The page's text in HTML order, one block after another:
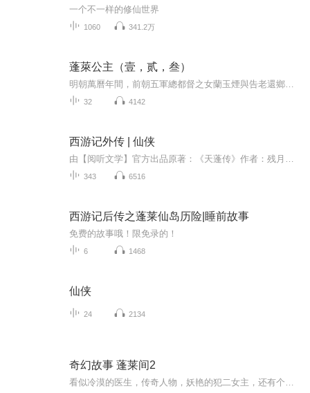
一个不一样的修仙世界
1060 341.2万
蓬萊公主（壹，贰，叁）
32 4142
西游记外传 | 仙侠
343 6516
西游记后传之蓬莱仙岛历险|睡前故事
免费的故事哦！限免录的！
6 1468
仙侠
24 2134
奇幻故事 蓬莱间2